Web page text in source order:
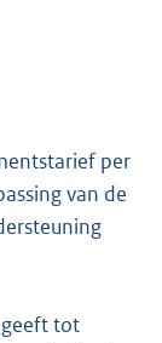
per
van de
tot